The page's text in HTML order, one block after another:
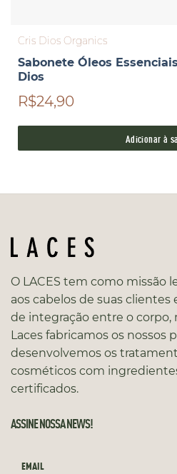
Cris Dios Organics
Sabonete Óleos
Dios
R$24,90
Adicionar à
O LACES tem como missão
aos cabelos de suas
de integração entre o corpo,
Laces fabricamos os nossos
desenvolvemos os
cosméticos com
certificados.
ASSINE NOSSA NEWS!
EMAIL